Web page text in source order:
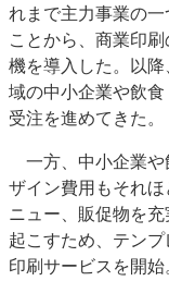
れまで主力事業の
ことから、商業印
機を導入した。以
域の中小企業や飲
受注を進めてきた。
一方、中小企業や
ザイン費用もそれ
ニュー、販促物を
起こすため、テン
印刷サービスを開